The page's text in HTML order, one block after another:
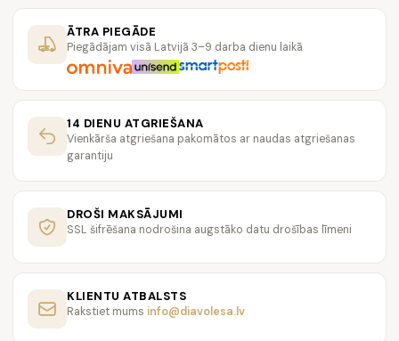
ĀTRA PIEGĀDE
Piegādājam visā Latvijā 3–9 darba dienu laikā
14 DIENU ATGRIEŠANA
Vienkārša atgriešana pakomātos ar naudas atgriešanas
garantiju
DROŠI MAKSĀJUMI
SSL šifrēšana nodrošina augstāko datu drošības līmeni
KLIENTU ATBALSTS
Rakstiet mums info@diavolesa.lv